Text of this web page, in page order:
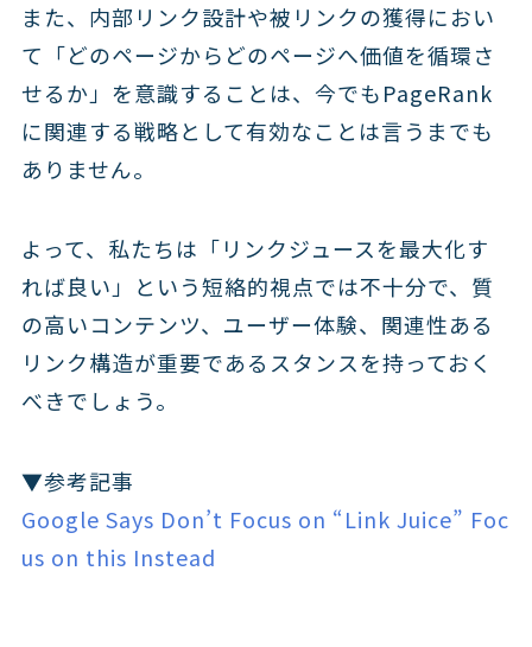
また、内部リンク設計や被リンクの獲得におい
て「どのページからどのページへ価値を循環さ
せるか」を意識することは、今でもPageRank
に関連する戦略として有効なことは言うまでも
ありません。
よって、私たちは「リンクジュースを最大化す
れば良い」という短絡的視点では不十分で、質
の高いコンテンツ、ユーザー体験、関連性ある
リンク構造が重要であるスタンスを持っておく
べきでしょう。
▼参考記事
Google Says Don’t Focus on “Link Juice” Foc
us on this Instead